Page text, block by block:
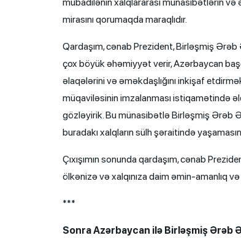
mübadilənin xalqlararası münasibətlərin və
mirasını qorumaqda maraqlıdır.
Qardaşım, cənab Prezident, Birləşmiş
çox böyük əhəmiyyət verir, Azərbaycan
əlaqələrini və əməkdaşlığını inkişaf
müqaviləsinin imzalanması istiqamətində
gözləyirik. Bu münasibətlə Birləşmiş Ərəb
buradakı xalqların sülh şəraitində
Çıxışımın sonunda qardaşım, cənab
ölkənizə və xalqınıza daim əmin-amanlıq
***
Sonra Azərbaycan ilə Birləşmiş Ərəb